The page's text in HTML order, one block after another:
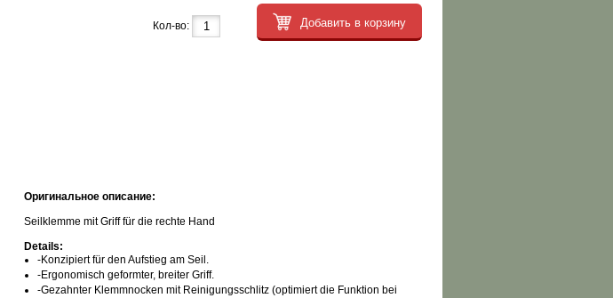
Кол-во: Добавить в корзину
Оригинальное описание:
Seilklemme mit Griff für die rechte Hand
Details:
-Konzipiert für den Aufstieg am Seil.
-Ergonomisch geformter, breiter Griff.
-Gezahnter Klemmnocken mit Reinigungsschlitz (optimiert die Funktion bei